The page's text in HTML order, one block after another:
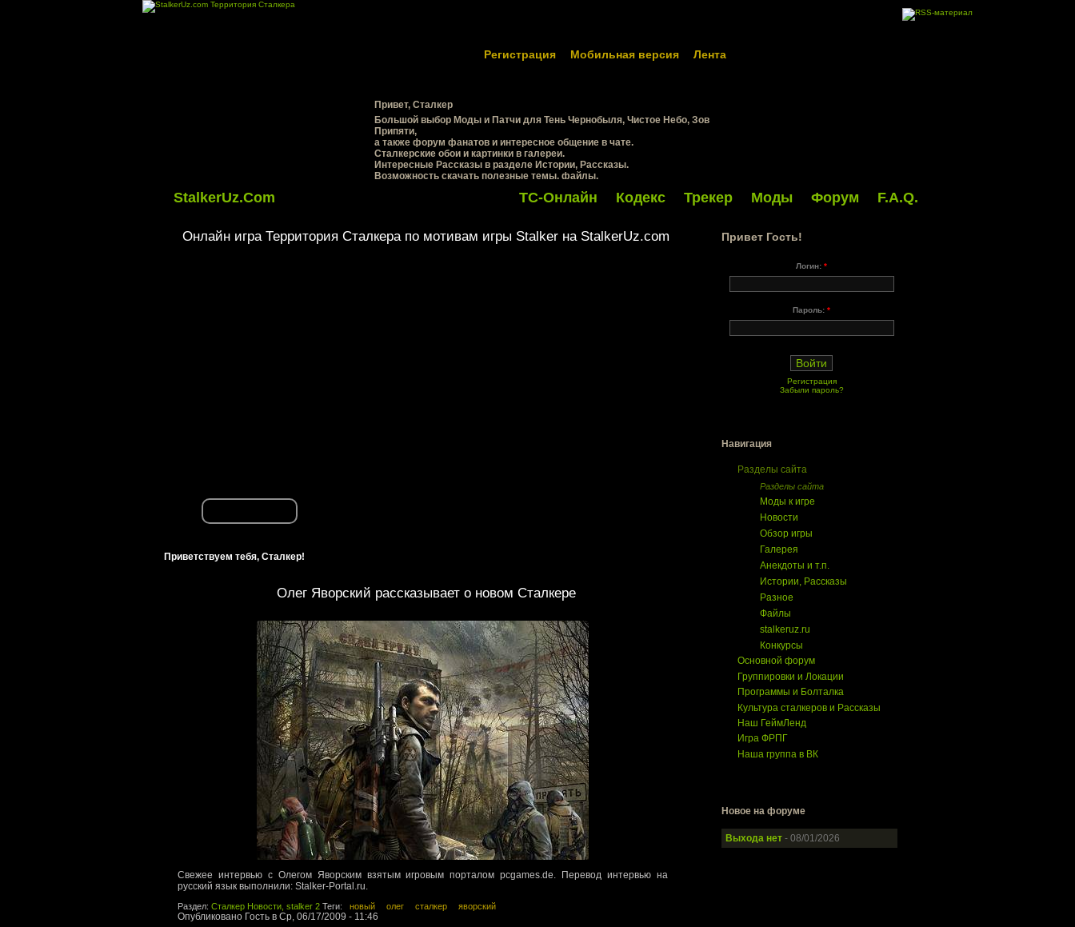
Регистрация Мобильная версия Лента
Большой выбор
Припяти,
а такжефорум фанатов
Сталкерскиеобои и картинки в галереи.
Интересные Рассказы в разделе Истории, Рассказы.
Возможность скачать полезные темы, файлы.
StalkerUz.Com ТС-Онлайн Кодекс Трекер Моды Форум F.A.Q.
Онлайн игра Территория Сталкера по мотивам игры Stalker на StalkerUz.com
Приветствуем тебя, Сталкер!
Олег Яворский рассказывает о новом Сталкере
Свежее интервью с Олегом Яворским взятым игровым порталом pcgames.de. Перевод интервью на
русский язык выполнили: Stalker-Portal.ru.
Раздел: Сталкер Новости, stalker 2 Теги: новый олег сталкер яворский
Опубликовано Гость в Ср, 06/17/2009 - 11:46
Привет Гость!
Логин: *
Пароль: *
Регистрация
Забыли пароль?
Навигация
Разделы сайта
Разделы сайта
Моды к игре
Новости
Обзор игры
Галерея
Анекдоты и т.п.
Истории, Рассказы
Разное
Файлы
stalkeruz.ru
Конкурсы
Основной форум
Группировки и Локации
Программы и Болталка
Культура сталкеров и Рассказы
Наш ГеймЛенд
Игра ФРПГ
Наша группа в ВК
Новое на форуме
Выхода нет - 08/01/2026